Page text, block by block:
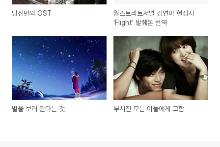
당신만의 OST
월스트리트저널 김연아 헌정시
'Flight' 발췌본 번역
별을 보러 간다는 것 부서진 모든 이들에게 고함